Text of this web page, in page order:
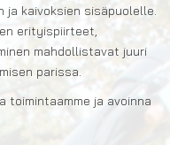
ja kaivoksien sisäpuolelle.
erityispiirteet,
mahdollistavat juuri
parissa.
ja avoinna